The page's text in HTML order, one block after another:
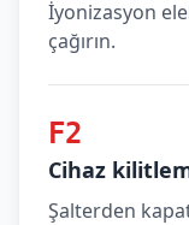
İyonizasyon
çağırın.
F2
Cihaz
Şalterden